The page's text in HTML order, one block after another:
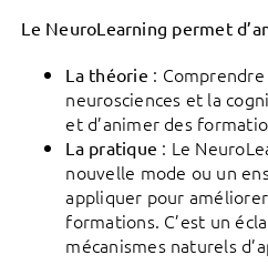
Le NeuroLearning permet
La théorie :
neurosciences et la
et d’animer des
La pratique : Le
nouvelle mode ou un
appliquer pour
formations. C’est un
mécanismes naturels